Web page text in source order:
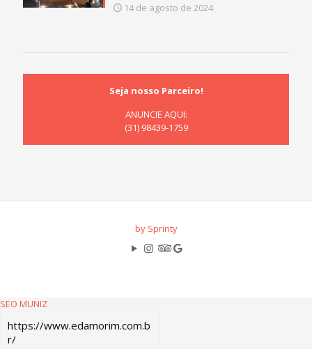
14 de agosto de 2024
Seja nosso Parceiro!
ANUNCIE AQUI:
(31) 98439-1759
by Sprinty
SEO MUNIZ